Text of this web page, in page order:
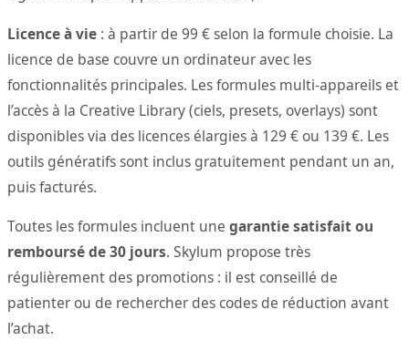
Licence à vie : à partir de 99 € selon la formule choisie. La
licence de base couvre un ordinateur avec les
fonctionnalités principales. Les formules multi-appareils et
l’accès à la Creative Library (ciels, presets, overlays) sont
disponibles via des licences élargies à 129 € ou 139 €. Les
outils génératifs sont inclus gratuitement pendant un an,
puis facturés.
Toutes les formules incluent une garantie satisfait ou
remboursé de 30 jours. Skylum propose très
régulièrement des promotions : il est conseillé de
patienter ou de rechercher des codes de réduction avant
l’achat.